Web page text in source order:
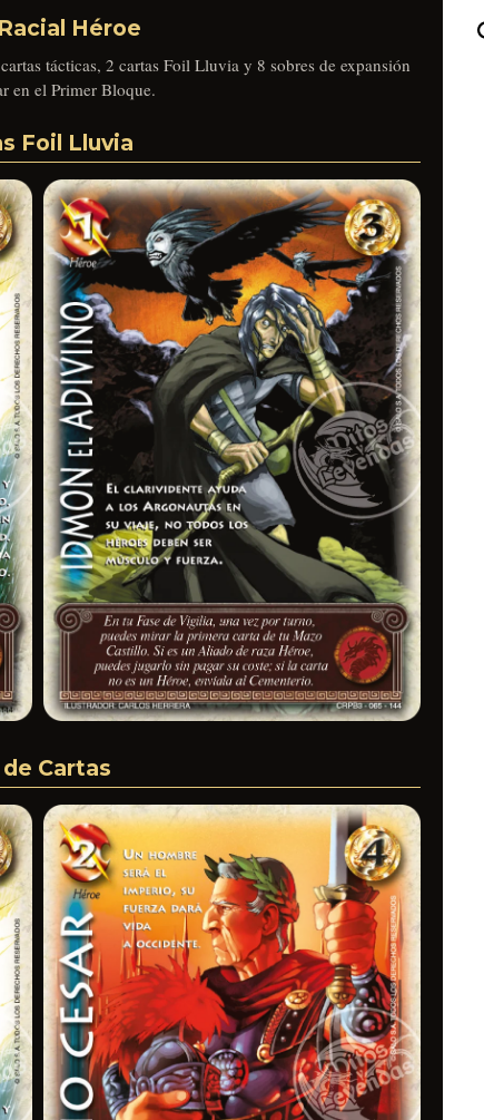
Héroe
tácticas, 2 cartas Foil Lluvia y 8 sobres de expansión
en el Primer Bloque.
Foil Lluvia
Cartas